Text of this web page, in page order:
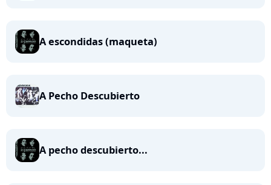
A escondidas (maqueta)
A Pecho Descubierto
A pecho descubierto...